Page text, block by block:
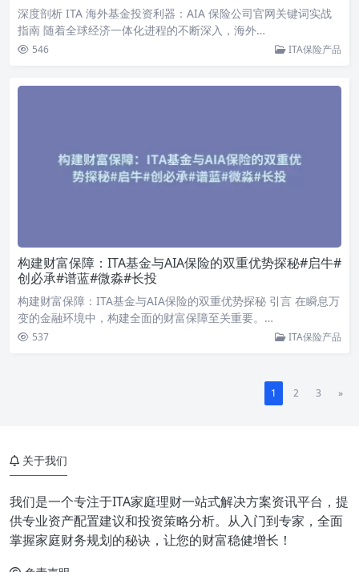
深度剖析 ITA 海外基金投资利器：AIA 保险公司官网关键词实战
指南 随着全球经济一体化进程的不断深入，海外…
546 ITA保险产品
构建财富保障：ITA基金与AIA保险的双重优势探秘#启牛#
创必承#谱蓝#微淼#长投
构建财富保障：ITA基金与AIA保险的双重优势探秘 引言 在瞬息万
变的金融环境中，构建全面的财富保障至关重要。…
537 ITA保险产品
1 2 3 »
关于我们
我们是一个专注于ITA家庭理财一站式解决方案资讯平台，提
供专业资产配置建议和投资策略分析。从入门到专家，全面
掌握家庭财务规划的秘诀，让您的财富稳健增长！